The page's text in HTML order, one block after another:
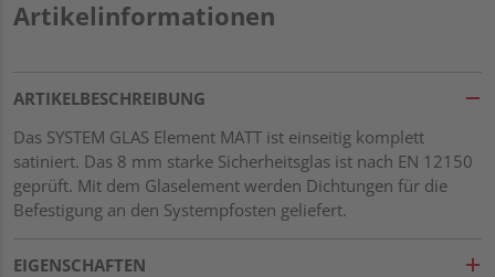
Artikelinformationen
ARTIKELBESCHREIBUNG
Das SYSTEM GLAS Element MATT ist einseitig komplett
satiniert. Das 8 mm starke Sicherheitsglas ist nach EN 12150
geprüft. Mit dem Glaselement werden Dichtungen für die
Befestigung an den Systempfosten geliefert.
EIGENSCHAFTEN